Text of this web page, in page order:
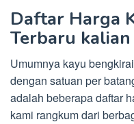
Daftar Harga
Terbaru kalian
Umumnya kayu
dengan satuan per
adalah beberapa daftar
kami rangkum dari